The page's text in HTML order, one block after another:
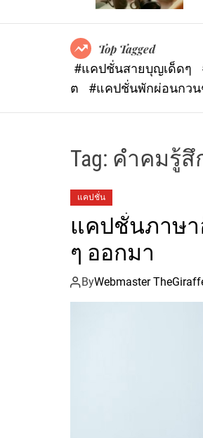
Top Tagged
#แคปชั่นสายบุญเด็ดๆ
ต
#แคปชั่นพักผ่อนกวน
Tag: คำคมรู้สึ
แคปชั่น
แคปชั่นภาษา
ๆ ออกมา
ByWebmaster